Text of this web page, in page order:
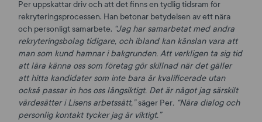
Per uppskattar driv och att det finns en tydlig tidsram för
rekryteringsprocessen. Han betonar betydelsen av ett nära
och personligt samarbete. “Jag har samarbetat med andra
rekryteringsbolag tidigare, och ibland kan känslan vara att
man som kund hamnar i bakgrunden. Att verkligen ta sig tid
att lära känna oss som företag gör skillnad när det gäller
att hitta kandidater som inte bara är kvalificerade utan
också passar in hos oss långsiktigt. Det är något jag särskilt
värdesätter i Lisens arbetssätt,”säger Per. “Nära dialog och
personlig kontakt tycker jag är viktigt.”